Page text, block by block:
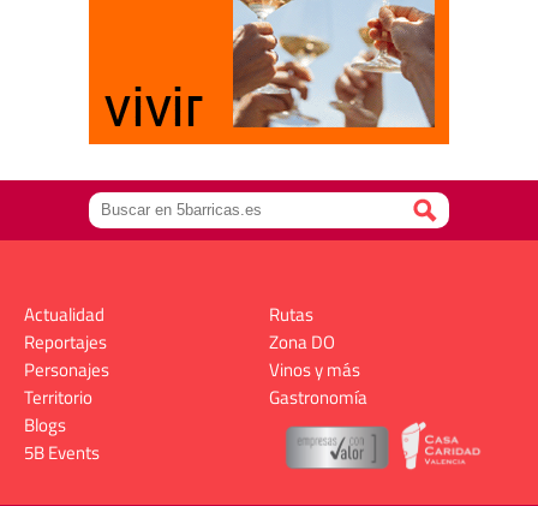
Actualidad
Reportajes
Personajes
Territorio
Rutas
Zona DO
Vinos y más
Gastronomía
Blogs
5B Events